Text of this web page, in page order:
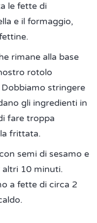
le fette di
e il formaggio,
rimane alla base
rotolo
stringere
gli ingredienti in
fare troppa
frittata.
semi di sesamo e
altri 10 minuti.
a fette di circa 2